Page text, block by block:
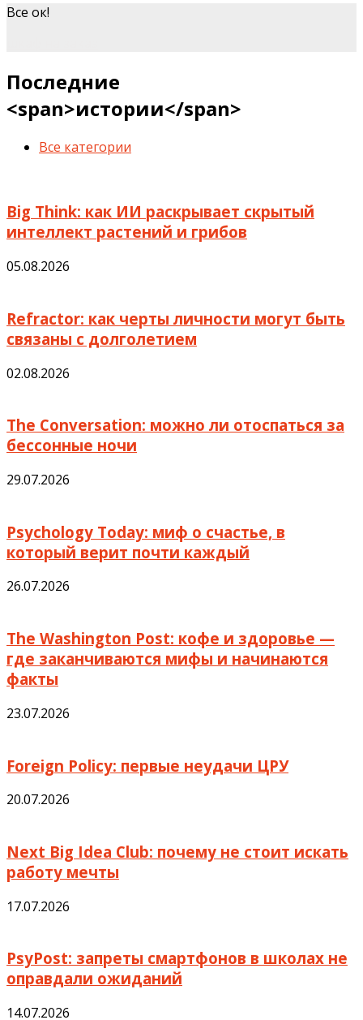
Все ок!
Последние
<span>истории</span>
Все категории
Big Think: как ИИ раскрывает скрытый
интеллект растений и грибов
05.08.2026
Refractor: как черты личности могут быть
связаны с долголетием
02.08.2026
The Conversation: можно ли отоспаться за
бессонные ночи
29.07.2026
Psychology Today: миф о счастье, в
который верит почти каждый
26.07.2026
The Washington Post: кофе и здоровье —
где заканчиваются мифы и начинаются
факты
23.07.2026
Foreign Policy: первые неудачи ЦРУ
20.07.2026
Next Big Idea Club: почему не стоит искать
работу мечты
17.07.2026
PsyPost: запреты смартфонов в школах не
оправдали ожиданий
14.07.2026